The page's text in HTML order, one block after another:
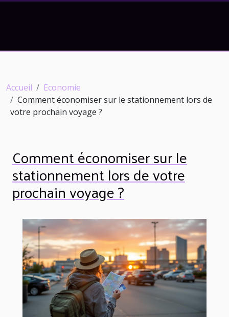
Accueil
Economie
Comment économiser sur le stationnement lors de
votre prochain voyage ?
Comment économiser sur le
stationnement lors de votre
prochain voyage ?